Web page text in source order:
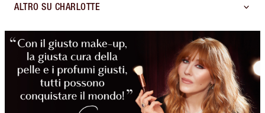
ALTRO SU CHARLOTTE